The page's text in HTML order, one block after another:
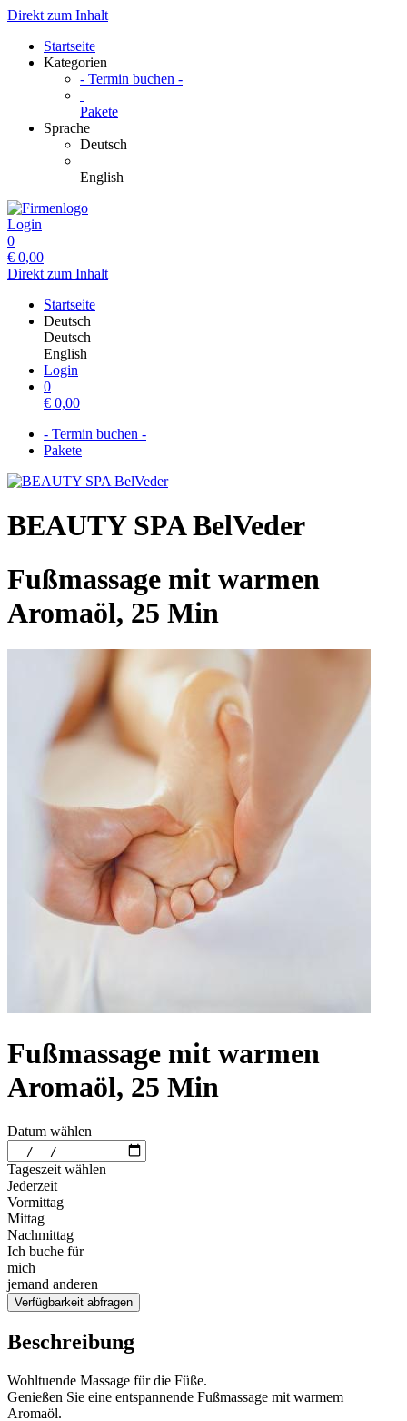
Direkt zum Inhalt
Startseite
Kategorien
- Termin buchen -
Pakete
Sprache
Deutsch
English
Login
0
€ 0,00
Direkt zum Inhalt
Startseite
Deutsch
Deutsch
English
Login
0
€ 0,00
- Termin buchen -
Pakete
BEAUTY SPA BelVeder
Fußmassage mit warmen
Aromaöl, 25 Min
Fußmassage mit warmen
Aromaöl, 25 Min
Datum wählen
Tageszeit wählen
Jederzeit
Vormittag
Mittag
Nachmittag
Ich buche für
mich
jemand anderen
Verfügbarkeit abfragen
Beschreibung
Wohltuende Massage für die Füße.
Genießen Sie eine entspannende Fußmassage mit warmem
Aromaöl.